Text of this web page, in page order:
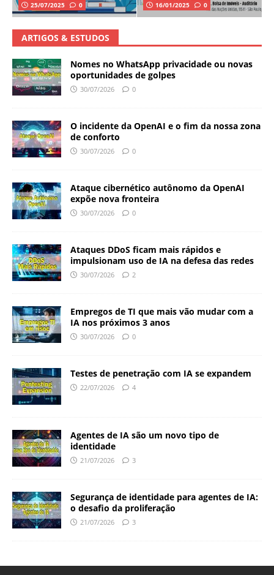
25/07/2025 0 16/01/2025 0
ARTIGOS & ESTUDOS
Nomes no WhatsApp privacidade ou novas
oportunidades de golpes
30/07/2026 0
O incidente da OpenAI e o fim da nossa zona
de conforto
30/07/2026 0
Ataque cibernético autônomo da OpenAI
expõe nova fronteira
30/07/2026 0
Ataques DDoS ficam mais rápidos e
impulsionam uso de IA na defesa das redes
30/07/2026 2
Empregos de TI que mais vão mudar com a
IA nos próximos 3 anos
30/07/2026 0
Testes de penetração com IA se expandem
22/07/2026 4
Agentes de IA são um novo tipo de
identidade
21/07/2026 3
Segurança de identidade para agentes de IA:
o desafio da proliferação
21/07/2026 3